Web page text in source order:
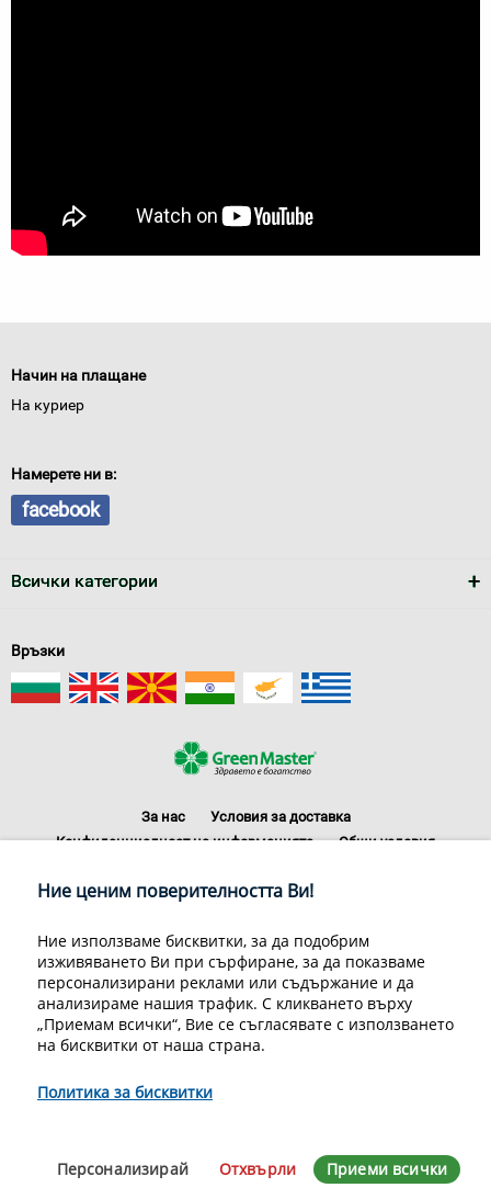
Начин на плащане
На куриер
Намерете ни в:
facebook
Всички категории
Връзки
За нас
Условия за доставка
Конфиденциалност на информацията
Общи условия
Контакти
070070220
© 1998-2020 Green Master Group Ltd, All rights reserved.
Developed bySirma CI
Ние ценим поверителността Ви!
Ние използваме бисквитки, за да подобрим
изживяването Ви при сърфиране, за да показваме
персонализирани реклами или съдържание и да
анализираме нашия трафик. С кликването върху
„Приемам всички“, Вие се съгласявате с използването
на бисквитки от наша страна.
Политика за бисквитки
Персонализирай Отхвърли Приеми всички